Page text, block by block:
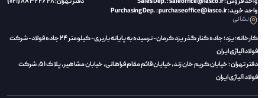
واحد خرید: Purchasing Dep. : purchaseoffice@iasco.ir
نشانی
کارخانه: یزد؛ جاده کنار گذر یزد کرمان- نرسیده به پایانه باربری- کیلومتر 24 جاده فولاد- شرکت
فولادآلیاژی ایران
دفتر تهران : خیابان کریم خان زند،‌خیایان قائم مقام فراهانی، خیابان مشاهیر، پلاک 51، شرکت
فولاد آلیاژی ایران